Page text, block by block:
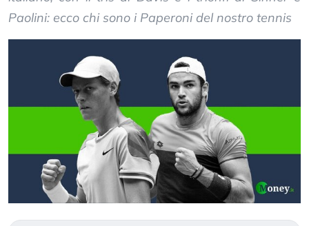
Paolini: ecco chi sono i Paperoni del nostro tennis